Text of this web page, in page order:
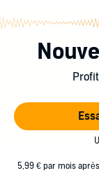
5,99 € par mois